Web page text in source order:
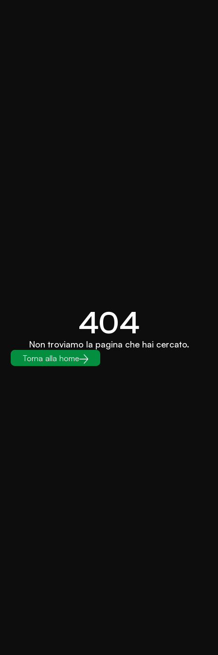
404
Non troviamo la pagina che hai cercato.
Torna alla home